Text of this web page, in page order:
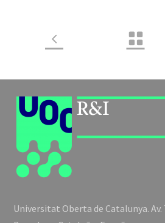
Universitat Oberta de Catalunya.